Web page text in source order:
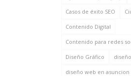
Casos de éxito SEO
Contenido Digital
Contenido para redes
Diseño Gráfico
diseño web en asuncion